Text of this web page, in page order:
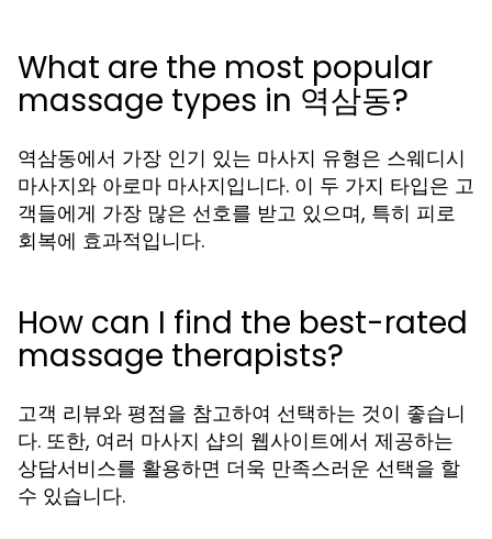
What are the most popular
massage types in 역삼동?
역삼동에서 가장 인기 있는 마사지 유형은 스웨디시
마사지와 아로마 마사지입니다. 이 두 가지 타입은 고
객들에게 가장 많은 선호를 받고 있으며, 특히 피로
회복에 효과적입니다.
How can I find the best-rated
massage therapists?
고객 리뷰와 평점을 참고하여 선택하는 것이 좋습니
다. 또한, 여러 마사지 샵의 웹사이트에서 제공하는
상담서비스를 활용하면 더욱 만족스러운 선택을 할
수 있습니다.